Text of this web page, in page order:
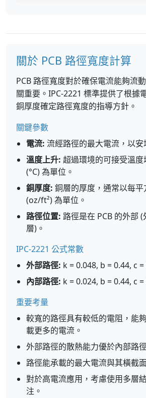
關於 PCB 路徑寬度計算
PCB 路徑寬度對於確保電流能夠流
關重要。IPC-2221 標準提供了根據
銅厚度確定路徑寬度的指導方針。
關鍵參數
電流: 流經路徑的最大電流，以安
溫度上升: 超過環境的可接受溫
(°C) 為單位。
銅厚度: 銅層的厚度，通常以每
(oz/ft²) 為單位。
路徑位置: 路徑是在 PCB 的外部
層)。
IPC-2221 公式常數
外部路徑: k = 0.048, b = 0.44, c
內部路徑: k = 0.024, b = 0.44, c
重要考量
較寬的路徑具有較低的電阻，能
載更多的電流。
外部路徑的散熱能力優於內部路
路徑能承載的最大電流與其橫截
對於高電流應用，考慮使用多層
注。